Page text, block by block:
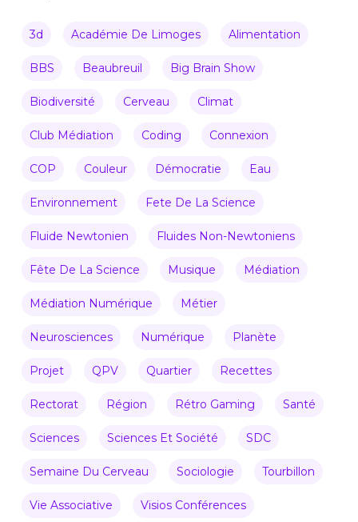
3d Académie De Limoges Alimentation
BBS Beaubreuil Big Brain Show
Biodiversité Cerveau Climat
Club Médiation Coding Connexion
COP Couleur Démocratie Eau
Environnement Fete De La Science
Fluide Newtonien Fluides Non-Newtoniens
Fête De La Science Musique Médiation
Médiation Numérique Métier
Neurosciences Numérique Planète
Projet QPV Quartier Recettes
Rectorat Région Rétro Gaming Santé
Sciences Sciences Et Société SDC
Semaine Du Cerveau Sociologie Tourbillon
Vie Associative Visios Conférences